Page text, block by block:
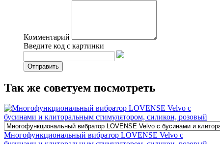
Комментарий
Введите код с картинки
Так же советуем посмотреть
Многофункциональный вибратор LOVENSE Velvo с